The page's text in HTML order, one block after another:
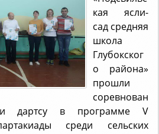
кая ясли-
сад средняя
школа
Глубокског
о района»
прошли
соревнован
в программе V
среди сельских